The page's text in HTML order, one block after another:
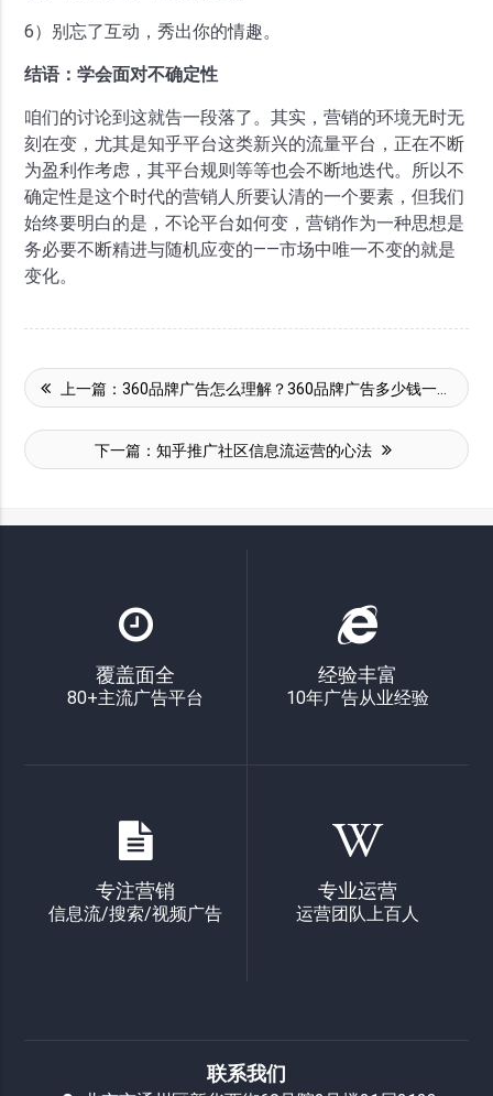
6）别忘了互动，秀出你的情趣。
结语：学会面对不确定性
咱们的讨论到这就告一段落了。其实，营销的环境无时无
刻在变，尤其是知乎平台这类新兴的流量平台，正在不断
为盈利作考虑，其平台规则等等也会不断地迭代。所以不
确定性是这个时代的营销人所要认清的一个要素，但我们
始终要明白的是，不论平台如何变，营销作为一种思想是
务必要不断精进与随机应变的——市场中唯一不变的就是
变化。
上一篇：360品牌广告怎么理解？360品牌广告多少钱一个？
下一篇：知乎推广社区信息流运营的心法
覆盖面全
80+主流广告平台
经验丰富
10年广告从业经验
专注营销
信息流/搜索/视频广告
专业运营
运营团队上百人
联系我们